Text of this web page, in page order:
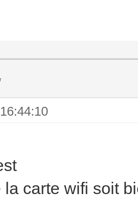
la carte wifi soit